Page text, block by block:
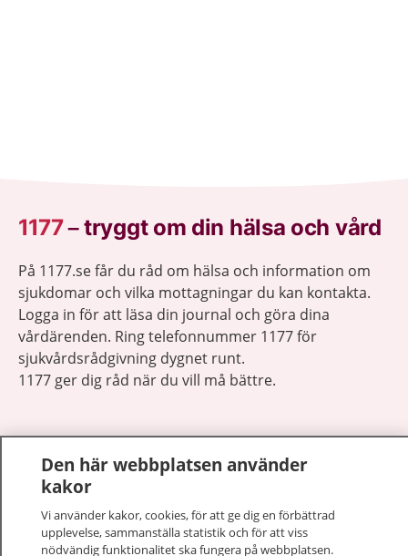
1177–tryggt om din hälsa och vård
På 1177.se får du råd om hälsa och information om
sjukdomar och vilka mottagningar du kan kontakta.
Logga in för att läsa din journal och göra dina
vårdärenden. Ring telefonnummer 1177 för
sjukvårdsrådgivning dygnet runt.
1177 ger dig råd när du vill må bättre.
Om 1177
Den här webbplatsen använder
kakor
Vi använder kakor, cookies, för att ge dig en förbättrad
upplevelse, sammanställa statistik och för att viss
nödvändig funktionalitet ska fungera på webbplatsen.